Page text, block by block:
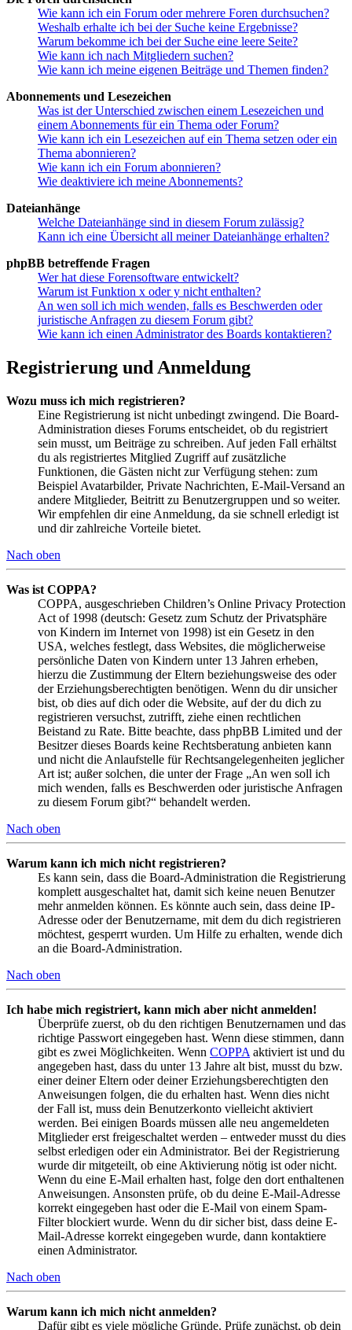
Wie kann ich ein Forum oder mehrere Foren durchsuchen?
Weshalb erhalte ich bei der Suche keine Ergebnisse?
Warum bekomme ich bei der Suche eine leere Seite?
Wie kann ich nach Mitgliedern suchen?
Wie kann ich meine eigenen Beiträge und Themen finden?
Abonnements und Lesezeichen
Was ist der Unterschied zwischen einem Lesezeichen und
einem Abonnements für ein Thema oder Forum?
Wie kann ich ein Lesezeichen auf ein Thema setzen oder ein
Thema abonnieren?
Wie kann ich ein Forum abonnieren?
Wie deaktiviere ich meine Abonnements?
Dateianhänge
Welche Dateianhänge sind in diesem Forum zulässig?
Kann ich eine Übersicht all meiner Dateianhänge erhalten?
phpBB betreffende Fragen
Wer hat diese Forensoftware entwickelt?
Warum ist Funktion x oder y nicht enthalten?
An wen soll ich mich wenden, falls es Beschwerden oder
juristische Anfragen zu diesem Forum gibt?
Wie kann ich einen Administrator des Boards kontaktieren?
Registrierung und Anmeldung
Wozu muss ich mich registrieren?
Eine Registrierung ist nicht unbedingt zwingend. Die Board-
Administration dieses Forums entscheidet, ob du registriert
sein musst, um Beiträge zu schreiben. Auf jeden Fall erhältst
du als registriertes Mitglied Zugriff auf zusätzliche
Funktionen, die Gästen nicht zur Verfügung stehen: zum
Beispiel Avatarbilder, Private Nachrichten, E-Mail-Versand an
andere Mitglieder, Beitritt zu Benutzergruppen und so weiter.
Wir empfehlen dir eine Anmeldung, da sie schnell erledigt ist
und dir zahlreiche Vorteile bietet.
Nach oben
Was ist COPPA?
COPPA, ausgeschrieben Children’s Online Privacy Protection
Act of 1998 (deutsch: Gesetz zum Schutz der Privatsphäre
von Kindern im Internet von 1998) ist ein Gesetz in den
USA, welches festlegt, dass Websites, die möglicherweise
persönliche Daten von Kindern unter 13 Jahren erheben,
hierzu die Zustimmung der Eltern beziehungsweise des oder
der Erziehungsberechtigten benötigen. Wenn du dir unsicher
bist, ob dies auf dich oder die Website, auf der du dich zu
registrieren versuchst, zutrifft, ziehe einen rechtlichen
Beistand zu Rate. Bitte beachte, dass phpBB Limited und der
Besitzer dieses Boards keine Rechtsberatung anbieten kann
und nicht die Anlaufstelle für Rechtsangelegenheiten jeglicher
Art ist; außer solchen, die unter der Frage „An wen soll ich
mich wenden, falls es Beschwerden oder juristische Anfragen
zu diesem Forum gibt?“ behandelt werden.
Nach oben
Warum kann ich mich nicht registrieren?
Es kann sein, dass die Board-Administration die Registrierung
komplett ausgeschaltet hat, damit sich keine neuen Benutzer
mehr anmelden können. Es könnte auch sein, dass deine IP-
Adresse oder der Benutzername, mit dem du dich registrieren
möchtest, gesperrt wurden. Um Hilfe zu erhalten, wende dich
an die Board-Administration.
Nach oben
Ich habe mich registriert, kann mich aber nicht anmelden!
Überprüfe zuerst, ob du den richtigen Benutzernamen und das
richtige Passwort eingegeben hast. Wenn diese stimmen, dann
gibt es zwei Möglichkeiten. Wenn COPPA aktiviert ist und du
angegeben hast, dass du unter 13 Jahre alt bist, musst du bzw.
einer deiner Eltern oder deiner Erziehungsberechtigten den
Anweisungen folgen, die du erhalten hast. Wenn dies nicht
der Fall ist, muss dein Benutzerkonto vielleicht aktiviert
werden. Bei einigen Boards müssen alle neu angemeldeten
Mitglieder erst freigeschaltet werden – entweder musst du dies
selbst erledigen oder ein Administrator. Bei der Registrierung
wurde dir mitgeteilt, ob eine Aktivierung nötig ist oder nicht.
Wenn du eine E-Mail erhalten hast, folge den dort enthaltenen
Anweisungen. Ansonsten prüfe, ob du deine E-Mail-Adresse
korrekt eingegeben hast oder die E-Mail von einem Spam-
Filter blockiert wurde. Wenn du dir sicher bist, dass deine E-
Mail-Adresse korrekt eingegeben wurde, dann kontaktiere
einen Administrator.
Nach oben
Warum kann ich mich nicht anmelden?
Dafür gibt es viele mögliche Gründe. Prüfe zunächst, ob dein